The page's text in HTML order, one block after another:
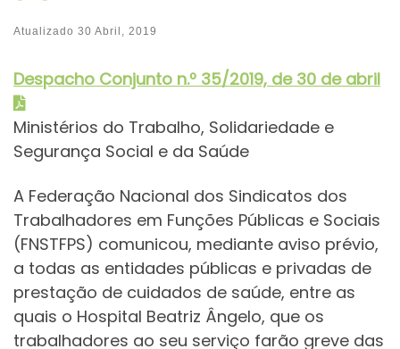
Atualizado 30 Abril, 2019
Despacho Conjunto n.º 35/2019, de 30 de abril
Ministérios do Trabalho, Solidariedade e
Segurança Social e da Saúde
A Federação Nacional dos Sindicatos dos
Trabalhadores em Funções Públicas e Sociais
(FNSTFPS) comunicou, mediante aviso prévio,
a todas as entidades públicas e privadas de
prestação de cuidados de saúde, entre as
quais o Hospital Beatriz Ângelo, que os
trabalhadores ao seu serviço farão greve das